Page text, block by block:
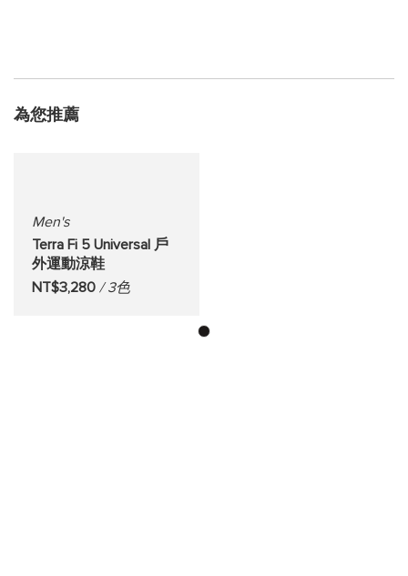
為您推薦
Men's
Terra Fi 5 Universal 戶
外運動涼鞋
NT$3,280 / 3色